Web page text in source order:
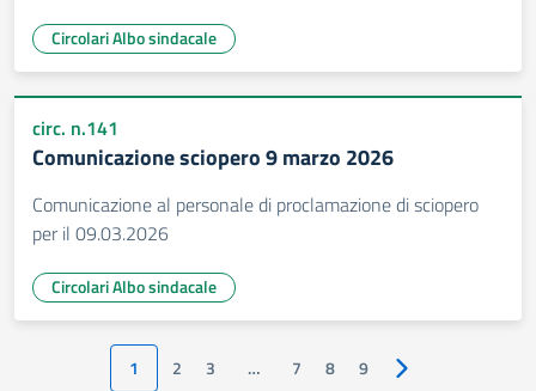
Circolari Albo sindacale
circ. n.141
Comunicazione sciopero 9 marzo 2026
Comunicazione al personale di proclamazione di sciopero
per il 09.03.2026
Circolari Albo sindacale
1 2 3 … 7 8 9 Pagina successiva